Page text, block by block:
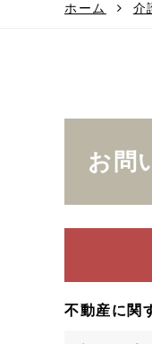
ホーム 介
お問
不動産に関